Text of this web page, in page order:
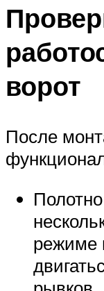
ворот
После
режиме